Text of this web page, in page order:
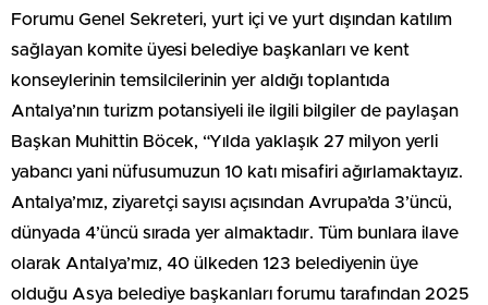
Forumu Genel Sekreteri, yurt içi ve yurt dışından katılım
sağlayan komite üyesi belediye başkanları ve kent
konseylerinin temsilcilerinin yer aldığı toplantıda
Antalya’nın turizm potansiyeli ile ilgili bilgiler de paylaşan
Başkan Muhittin Böcek, “Yılda yaklaşık 27 milyon yerli
yabancı yani nüfusumuzun 10 katı misafiri ağırlamaktayız.
Antalya’mız, ziyaretçi sayısı açısından Avrupa’da 3’üncü,
dünyada 4’üncü sırada yer almaktadır. Tüm bunlara ilave
olarak Antalya’mız, 40 ülkeden 123 belediyenin üye
olduğu Asya belediye başkanları forumu tarafından 2025